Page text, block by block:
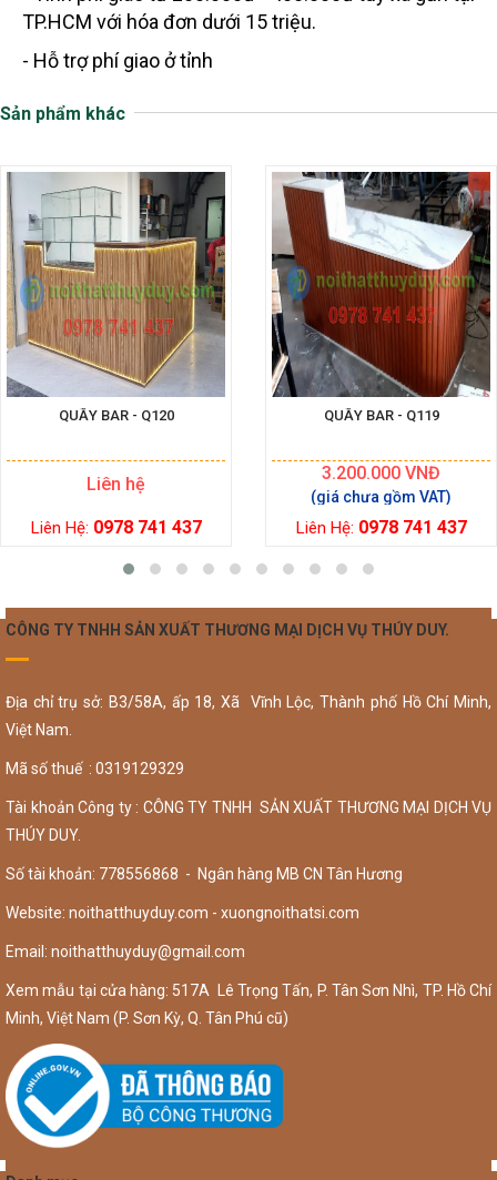
TP.HCM với hóa đơn dưới 15 triệu.
- Hỗ trợ phí giao ở tỉnh
Sản phẩm khác
QUẦY BAR - Q120
Liên hệ
Liên Hệ: 0978 741 437
QUẦY BAR - Q119
3.200.000 VNĐ
Liên Hệ: 0978 741 437
CÔNG TY TNHH SẢN XUẤT THƯƠNG MẠI DỊCH VỤ THÚY DUY.
Địa chỉ trụ sở: B3/58A, ấp 18, Xã Vĩnh Lộc, Thành phố Hồ Chí Minh,
Việt Nam.
Mã số thuế : 0319129329
Tài khoản Công ty : CÔNG TY TNHH SẢN XUẤT THƯƠNG MẠI DỊCH VỤ
THÚY DUY.
Số tài khoản: 778556868 - Ngân hàng MB CN Tân Hương
Website: noithatthuyduy.com - xuongnoithatsi.com
Email: noithatthuyduy@gmail.com
Xem mẫu tại cửa hàng: 517A Lê Trọng Tấn, P. Tân Sơn Nhì, TP. Hồ Chí
Minh, Việt Nam (P. Sơn Kỳ, Q. Tân Phú cũ)